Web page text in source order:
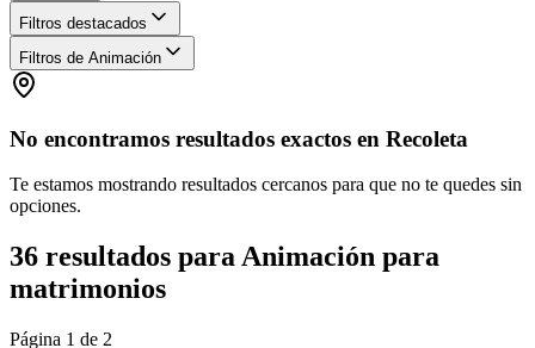
Filtros destacados
Filtros de Animación
No encontramos resultados exactos en Recoleta
Te estamos mostrando resultados cercanos para que no te quedes sin
opciones.
36 resultados paraAnimación para
matrimonios
Página 1 de 2